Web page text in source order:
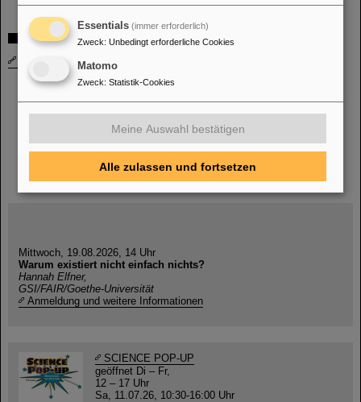
Anfahrt
Anfahrtsskizze und Wegbeschreibung zu GSI und FAIR
Mittwoch, 19.08.2026, 14 Uhr
Warum existiert nicht einfach nichts?
Hannah Elfner,
GSI/FAIR/Goethe-Universität
Anmeldung und weitere Informationen
SCIENCE POP-UP
geöffnet Di – Fr,
12 – 17 Uhr
Sa, 11.07.26, 10:30-16:00 Uhr
Essentials (immer erforderlich)
Zweck: Unbedingt erforderliche Cookies
Matomo
Zweck: Statistik-Cookies
Meine Auswahl bestätigen
Alle zulassen und fortsetzen